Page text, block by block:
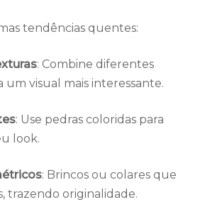
tendências quentes:
: Combine diferentes
um visual mais interessante.
: Use pedras coloridas para
look.
: Brincos ou colares que
trazendo originalidade.